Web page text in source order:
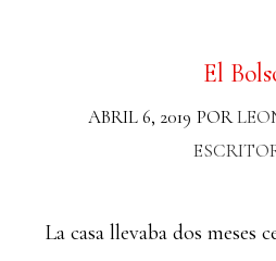
El
ABRIL 6, 2019 POR
La casa llevaba dos meses